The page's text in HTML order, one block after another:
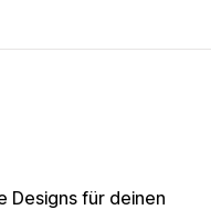
für deinen